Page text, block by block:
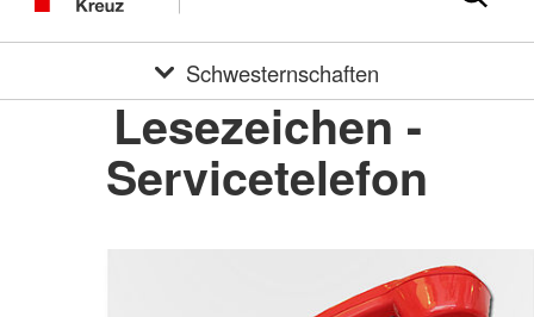
Schwesternschaften
Lesezeichen -
Servicetelefon